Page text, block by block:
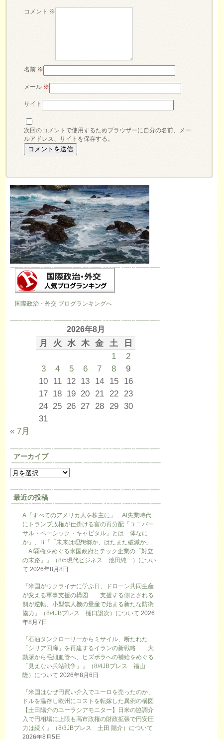
コメント ※
名前 ※
メール ※
サイト
次回のコメントで使用するためブラウザーに自分の名前、メー
ルアドレス、サイトを保存する。
国際政治・外交 ブログランキングへ
2026年8月
月 火 水 木 金 土
日
1
2
3
4 5 6 7 8
9
10 11 12 13 14 15
16
17 18 19 20 21 22
23
24 25 26 27 28 29 30
31
« 7月
アーカイブ
最近の投稿
A『すべてのアメリカ人を株主に」…AI失業時代
にトランプ政権が仕掛ける富の再分配「ユニバー
サル・ベーシック・キャピタル」とは一体なに
か』、B『「未来は理想郷か、はたまた破滅か」
…AI覇権をめぐる米国政府とテック企業の「対立
の末路」』（8/5現代ビジネス 池田純一）につい
て 2026年8月8日
『米国がウクライナに学ぶ日、ドローン共同生産
が変える軍事支援の構図 支援する側とされる
側が逆転、小型無人機の量産で始まる新たな防衛
協力』（8/4JBプレス 樋口譲次）について 2026
年8月7日
『石油タンクローリーからミサイル、断たれた
「シリア回廊」を再建するイランの新戦略 大
動脈から毛細血管へ、ヒズボラへの補給をめぐる
「見えない兵站戦争」』（8/4JBプレス 福山
隆）について 2026年8月6日
『米国はなぜ円買い介入でユーロを売ったのか、
ドルを温存し欧州にコストを転嫁した異例の構図
【土田陽介のユーラシアモニター】日米の協調介
入で円相場に上限も高市政権の財政拡張で円安圧
力は続く』（8/3JBプレス 土田 陽介）について
2026年8月5日